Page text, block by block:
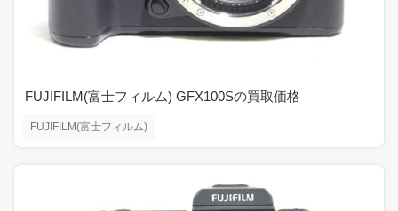
FUJIFILM(富士フィルム)
FUJIFILM(富士フィルム) GFX100Sの買取価格